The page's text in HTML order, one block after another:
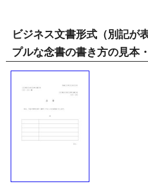
ビジネス文書形式（別記が
プルな念書の書き方の見本